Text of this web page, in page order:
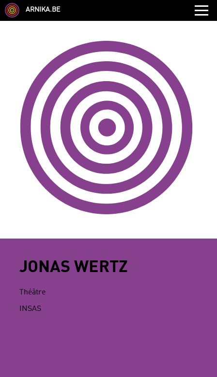
ARNIKA.BE
AUTRE COMPÉTENCE TYPE
LANGUES PARLÉES ÉCOLE
CHEVEUX TAILLE
CORPULENCE ANNÉE DE NAISSANCE
ANNULER LES FILTRES
JONAS WERTZ
Théâtre
INSAS